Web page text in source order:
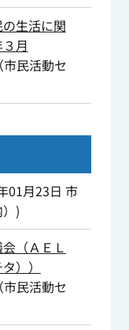
の生活に関
月
民活動セ
01月23日 市
)
（ＡＥＬ
））
民活動セ